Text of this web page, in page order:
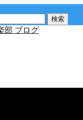
部 ブログ